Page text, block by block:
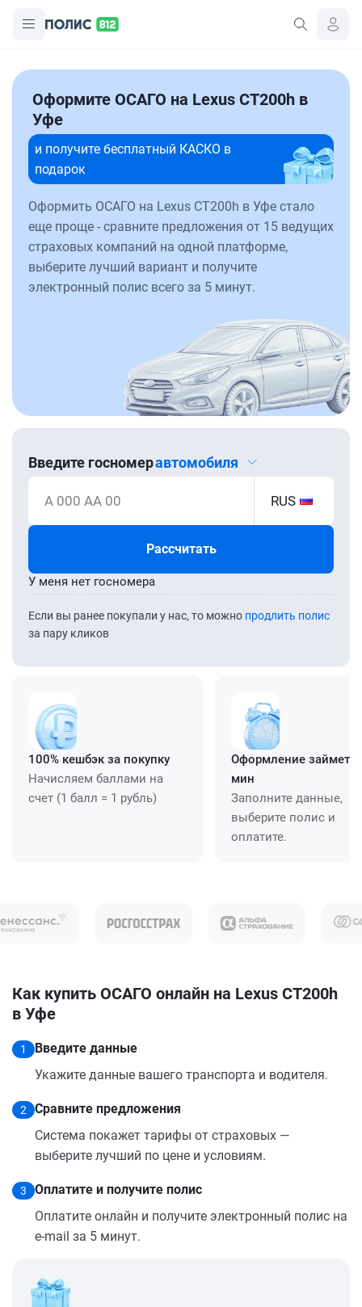
Оформите ОСАГО на Lexus CT200h в
Уфе
и получите бесплатный КАСКО в
подарок
Оформить ОСАГО на Lexus CT200h в Уфе стало
еще проще - сравните предложения от 15 ведущих
страховых компаний на одной платформе,
выберите лучший вариант и получите
электронный полис всего за 5 минут.
Введите госномеравтомобиля
А 000 АА 00 RUS
Рассчитать
Если вы ранее покупали у нас, то можно продлить полис
за пару кликов
У меня нет госномера
100% кешбэк за покупку
Начисляем баллами на
счет (1 балл = 1 рубль)
Оформление займет
мин
Заполните данные,
выберите полис и
оплатите.
Как купить ОСАГО онлайн на Lexus CT200h
в Уфе
1
Введите данные
Укажите данные вашего транспорта и водителя.
2
Сравните предложения
Система покажет тарифы от страховых —
выберите лучший по цене и условиям.
3
Оплатите и получите полис
Оплатите онлайн и получите электронный полис на
e-mail за 5 минут.